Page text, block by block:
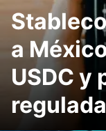
a
USDC y